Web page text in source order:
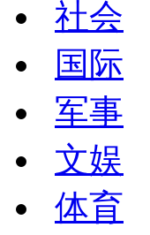
社会
国际
军事
文娱
体育